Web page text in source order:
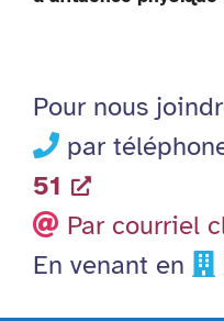
Pour nous
par
51
Par courriel
En venant en